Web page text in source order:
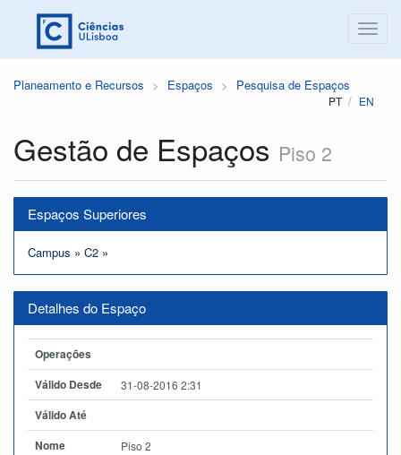
Planeamento e Recursos Espaços Pesquisa de Espaços
PT EN
Gestão de Espaços Piso 2
Espaços Superiores
Campus » C2 »
Detalhes do Espaço
Operações
Válido Desde
31-08-2016 2:31
Válido Até
Nome
Piso 2